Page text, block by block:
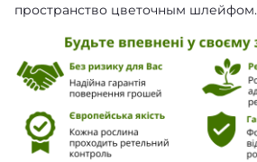
пространство цветочным шлейфом.